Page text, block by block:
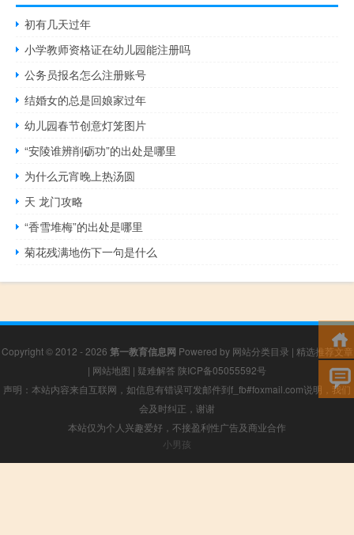
初有几天过年
小学教师资格证在幼儿园能注册吗
公务员报名怎么注册账号
结婚女的总是回娘家过年
幼儿园春节创意灯笼图片
“安陵谁辨削砺功”的出处是哪里
为什么元宵晚上热汤圆
天 龙门攻略
“香雪堆梅”的出处是哪里
菊花残满地伤下一句是什么
Copyright © 2012 - 2026 第一教育信息网 Powered by 网站分类目录 | 精选推荐文章
| 网站地图 | 疑难解答 陕ICP备05055592号
声明：本站内容来自互联网，如信息有错误可发邮件到f_fb#foxmail.com说明，我们
会及时纠正，谢谢
本站仅为个人兴趣爱好，不接盈利性广告及商业合作
小男孩